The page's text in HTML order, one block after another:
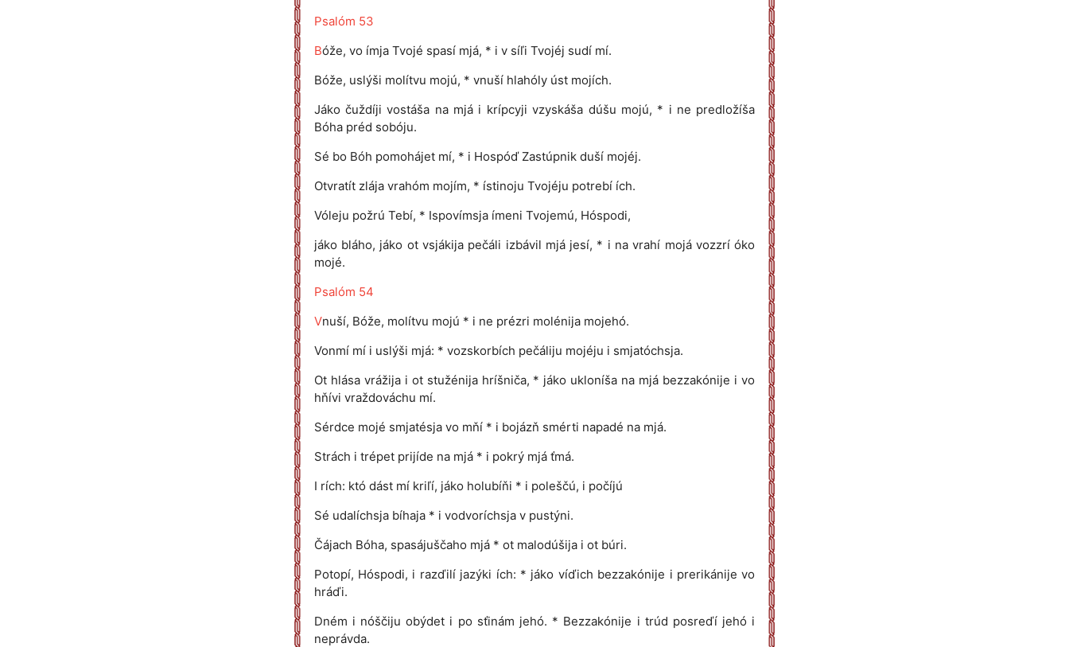
Psalóm 53
Bóže, vo ímja Tvojé spasí mjá, * i v síľi Tvojéj sudí mí.
Bóže, uslýši molítvu mojú, * vnuší hlahóly úst mojích.
Jáko čuždíji vostáša na mjá i krípcyji vzyskáša dúšu mojú, * i ne predložíša
Bóha préd sobóju.
Sé bo Bóh pomohájet mí, * i Hospóď Zastúpnik duší mojéj.
Otvratít zlája vrahóm mojím, * ístinoju Tvojéju potrebí ích.
Vóleju požrú Tebí, * Ispovímsja ímeni Tvojemú, Hóspodi,
jáko bláho, jáko ot vsjákija pečáli izbávil mjá jesí, * i na vrahí mojá vozzrí óko
mojé.
Psalóm 54
Vnuší, Bóže, molítvu mojú * i ne prézri molénija mojehó.
Vonmí mí i uslýši mjá: * vozskorbích pečáliju mojéju i smjatóchsja.
Ot hlása vrážija i ot stužénija hríšniča, * jáko ukloníša na mjá bezzakónije i vo
hňívi vraždováchu mí.
Sérdce mojé smjatésja vo mňí * i bojázň smérti napadé na mjá.
Strách i trépet prijíde na mjá * i pokrý mjá ťmá.
I rích: któ dást mí kriľí, jáko holubíňi * i poleščú, i počíjú
Sé udalíchsja bíhaja * i vodvoríchsja v pustýni.
Čájach Bóha, spasájuščaho mjá * ot malodúšija i ot búri.
Potopí, Hóspodi, i razďilí jazýki ích: * jáko víďich bezzakónije i prerikánije vo
hráďi.
Dném i nóščiju obýdet i po sťinám jehó. * Bezzakónije i trúd posreďí jehó i
neprávda.